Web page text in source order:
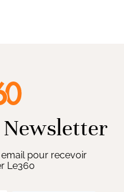
pour recevoir
Le360